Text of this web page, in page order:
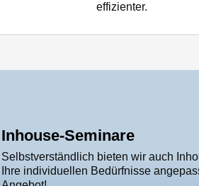
effizienter.
Inhouse-Seminare
Selbstverständlich bieten wir auch
Ihre individuellen Bedürfnisse